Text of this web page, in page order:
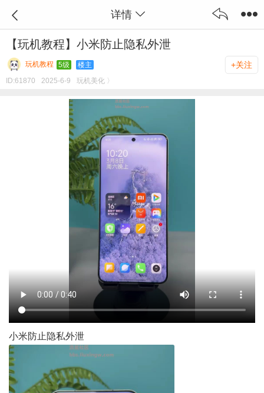
详情
【玩机教程】小米防止隐私外泄
+关注
玩机教程 5级
楼主
ID:61870 2025-6-9 玩机美化 〉
小米防止隐私外泄